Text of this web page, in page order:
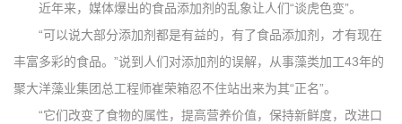
近年来，媒体爆出的食品添加剂的乱象让人们“谈虎色变”。
“可以说大部分添加剂都是有益的，有了食品添加剂，才有现在
丰富多彩的食品。”说到人们对添加剂的误解，从事藻类加工43年的
聚大洋藻业集团总工程师崔荣箱忍不住站出来为其“正名”。
“它们改变了食物的属性，提高营养价值，保持新鲜度，改进口